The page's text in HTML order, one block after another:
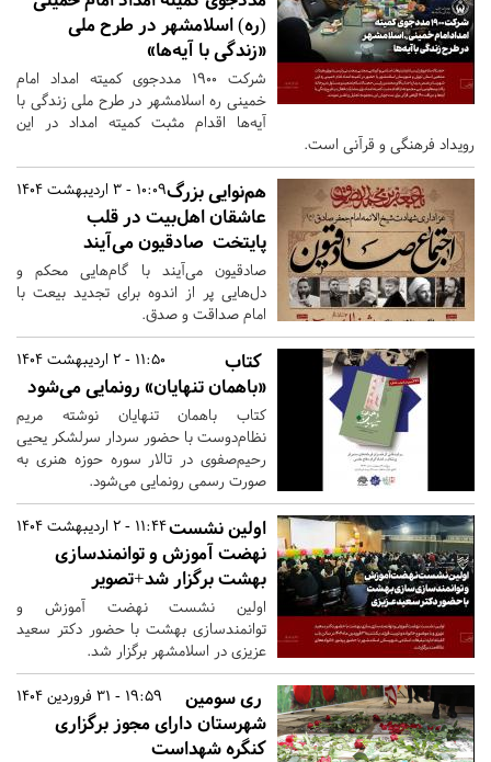
(ره) اسلامشهر در طرح ملی
«زندگی با آیه‌ها»
شرکت ۱۹۰۰ مددجوی کمیته امداد امام
خمینی ره اسلامشهر در طرح ملی زندگی با
آیه‌ها اقدام مثبت کمیته امداد در این
رویداد فرهنگی و قرآنی است.
10:09 - 3 اردیبهشت 1404هم‌نوایی بزرگ
عاشقان اهل‌بیت در قلب
پایتخت صادقیون می‌آیند
صادقیون می‌آیند با گام‌هایی محکم و
دل‌هایی پر از اندوه برای تجدید بیعت با
امام صداقت و صدق.
11:50 - 2 اردیبهشت 1404
کتاب
«باهمان تنهایان» رونمایی می‌شود
کتاب باهمان تنهایان نوشته مریم
نظام‌دوست با حضور سردار سرلشکر یحیی
رحیم‌صفوی در تالار سوره حوزه هنری به
صورت رسمی رونمایی می‌شود.
11:44 - 2 اردیبهشت 1404اولین نشست
نهضت آموزش و توانمندسازی
بهشت برگزار شد+تصویر
اولین نشست نهضت آموزش و
توانمندسازی بهشت با حضور دکتر سعید
عزیزی در اسلامشهر برگزار شد.
19:59 - 31 فروردین 1404
ری سومین
شهرستان دارای مجوز برگزاری
کنگره شهداست